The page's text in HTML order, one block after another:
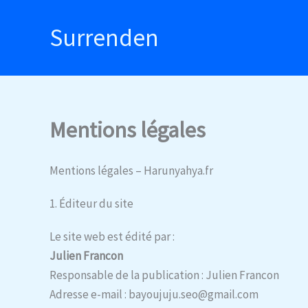
Surrenden
Mentions légales
Mentions légales – Harunyahya.fr
1. Éditeur du site
Le site web est édité par :
Julien Francon
Responsable de la publication : Julien Francon
Adresse e-mail : bayoujuju.seo@gmail.com